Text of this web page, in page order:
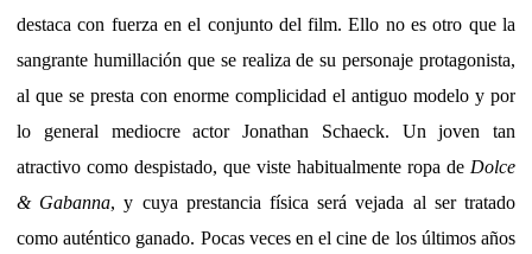
destaca con fuerza en el conjunto del film. Ello no es otro que la
sangrante humillación que se realiza de su personaje protagonista,
al que se presta con enorme complicidad el antiguo modelo y por
lo general mediocre actor Jonathan Schaeck. Un joven tan
atractivo como despistado, que viste habitualmente ropa de Dolce
& Gabanna, y cuya prestancia física será vejada al ser tratado
como auténtico ganado. Pocas veces en el cine de los últimos años